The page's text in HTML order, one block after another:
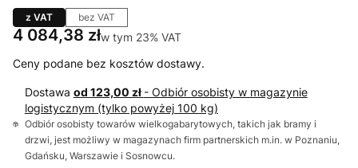
z VAT bez VAT
Cena
4 084,38 złw tym 23% VAT
w tym 23% VAT
Ceny podane bez kosztów dostawy.
Dostawa od 123,00 zł - Odbiór osobisty w magazynie
logistycznym (tylko powyżej 100 kg)
Odbiór osobisty towarów wielkogabarytowych, takich jak bramy i
drzwi, jest możliwy w magazynach firm partnerskich m.in. w Poznaniu,
Gdańsku, Warszawie i Sosnowcu.